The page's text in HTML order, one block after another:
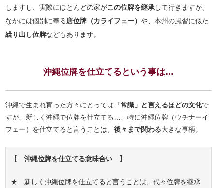
しますし、実際にほとんどの家がこの位牌を継承して行きますが、
なかには個別に奉る唐位牌（カライフェー）や、本州の風習に似た
繰り出し位牌などもあります。
沖縄位牌を仕立てるという事は…
沖縄で生まれ育った方々にとっては 「常識」と言えるほどの文化で
すが、新しく沖縄で位牌を仕立てる…、特に沖縄位牌（ウチナーイ
フェー）を仕立てると言うことは、後々まで関わる大きな事柄。
【 沖縄位牌を仕立てる意味合い 】
★ 新しく沖縄位牌を仕立てると言うことは、代々位牌を継承